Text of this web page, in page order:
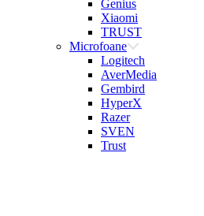
Genius
Xiaomi
TRUST
Microfoane
Logitech
AverMedia
Gembird
HyperX
Razer
SVEN
Trust